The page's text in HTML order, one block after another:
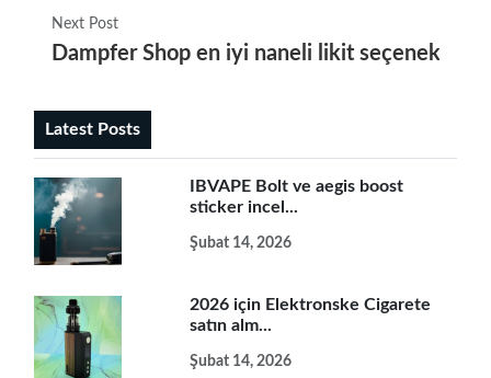
Next Post
Dampfer Shop en iyi naneli likit seçenekleri
Latest Posts
IBVAPE Bolt ve aegis boost
sticker incel...
Şubat 14, 2026
2026 için Elektronske Cigarete
satın alm...
Şubat 14, 2026